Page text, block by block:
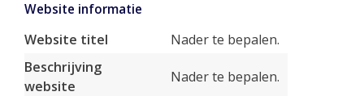
Website informatie
Website titel
Nader te bepalen.
Beschrijving
website
Nader te bepalen.